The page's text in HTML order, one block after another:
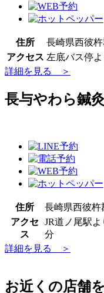
住所
長崎県西彼杵
アクセス 左底バス停
詳細を見る ＞
長与やわら鍼
住所
長崎県西彼杵
アクセ
ス
JR道ノ尾駅
分
詳細を見る ＞
お近くの店舗